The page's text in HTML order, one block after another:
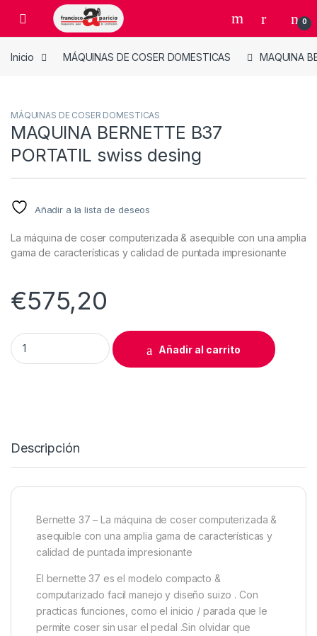
Skip to navigation
Skip to content
Open 0
Inicio MÁQUINAS DE COSER DOMESTICAS MAQUINA
MÁQUINAS DE COSER DOMESTICAS
MAQUINA BERNETTE B37
PORTATIL swiss desing
Añadir a la lista de deseos
La máquina de coser computerizada & asequible con una amplia
gama de características y calidad de puntada impresionante
€575,20
MAQUINA BERNETTE B37 PORTATIL swiss desing quantity
Añadir al carrito
Descripción
Bernette 37 – La máquina de coser computerizada &
asequible con una amplia gama de características y
calidad de puntada impresionante
El bernette 37 es el modelo compacto &
computarizado facil manejo y diseño suizo . Con
practicas funciones, como el inicio / parada que le
permite coser sin usar el pedal .Sin olvidar que